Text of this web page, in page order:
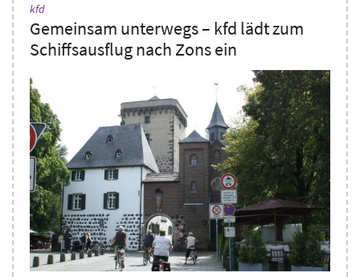
kfd:
Gemeinsam unterwegs – kfd lädt zum
Schiffsausflug nach Zons ein